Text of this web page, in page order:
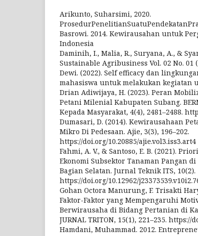
Arikunto, Suharsimi, 2020.
Basrowi. 2014. Kewirausahan untuk
Indonesia
Daminih, I., Malia, R., Suryana, A., &
Sustainable Agribusiness Vol. 02 No. 01
Dewi. (2022). Self efficacy dan
mahasiswa untuk melakukan kegiatan
Drian Adiwijaya, H. (2023). Peran
Petani Milenial Kabupaten Subang.
Kepada Masyarakat, 4(4), 2481–2488.
Dumasari, D. (2014). Kewirausahaan
Mikro Di Pedesaan. Ajie, 3(3), 196–202.
https://doi.org/10.20885/ajie.vol3.iss3.art4
Fahmi, A. V., & Santoso, E. B. (2021).
Ekonomi Subsektor Tanaman Pangan
Bagian Selatan. Jurnal Teknik ITS, 10(2).
https://doi.org/10.12962/
Gohan Octora Manurung, F. Trisakti
Faktor-Faktor yang Mempengaruhi
Berwirausaha di Bidang Pertanian di
JURNAL TRITON, 15(1), 221–235. https://
Hamdani, Muhammad. 2012.